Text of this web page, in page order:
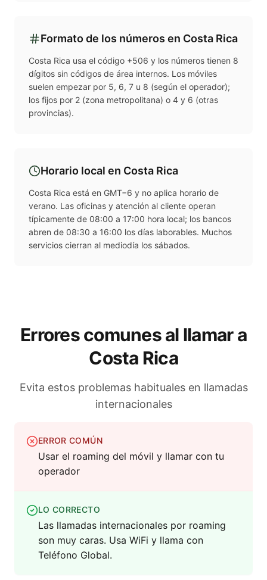
Formato de los números en Costa Rica
Costa Rica usa el código +506 y los números tienen 8
dígitos sin códigos de área internos. Los móviles
suelen empezar por 5, 6, 7 u 8 (según el operador);
los fijos por 2 (zona metropolitana) o 4 y 6 (otras
provincias).
Horario local en Costa Rica
Costa Rica está en GMT−6 y no aplica horario de
verano. Las oficinas y atención al cliente operan
típicamente de 08:00 a 17:00 hora local; los bancos
abren de 08:30 a 16:00 los días laborables. Muchos
servicios cierran al mediodía los sábados.
Errores comunes al llamar a
Costa Rica
Evita estos problemas habituales en llamadas
internacionales
ERROR COMÚN
Usar el roaming del móvil y llamar con tu
operador
LO CORRECTO
Las llamadas internacionales por roaming
son muy caras. Usa WiFi y llama con
Teléfono Global.